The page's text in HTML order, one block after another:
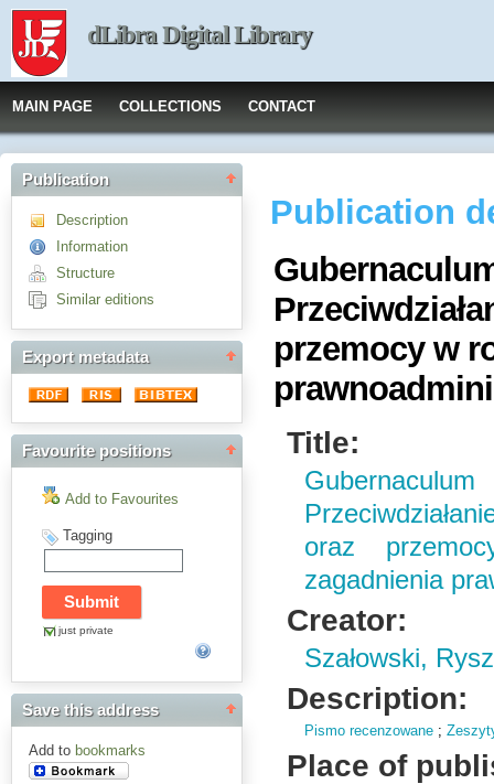
dLibra Digital Library
MAIN PAGE COLLECTIONS CONTACT
Publication
Description
Information
Structure
Similar editions
Export metadata
Favourite positions
Add to Favourites
Tagging
just private
Save this address
Add to bookmarks
Publication
przemocy w
Title:
oraz
zagadnienia
Creator:
Szałowski,
Description:
Pismo recenzowane ;
Place of